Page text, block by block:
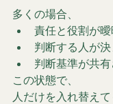
多くの場合、
責任と役割が曖
判断する人が
判断基準が共
この状態で、
人だけを入れ替え